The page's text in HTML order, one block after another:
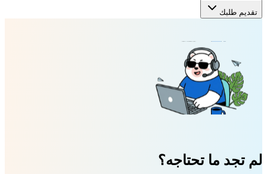
تقديم طلبك
لم تجد ما تحتاجه؟